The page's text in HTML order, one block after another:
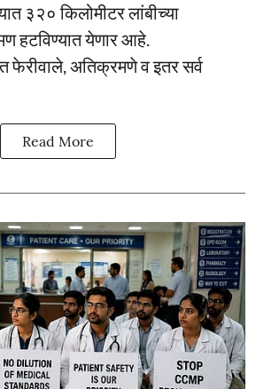
३२० किलोमीटर लांबीच्या
हटविण्यात येणार आहे.
फेरीवाले, अतिक्रमणे व इतर सर्व
Read More